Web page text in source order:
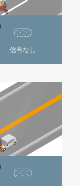
信号なし